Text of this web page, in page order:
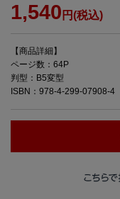
1,540 円(税込)
【商品詳細】
ページ数：64P
判型：B5変型
ISBN：978-4-299-07908-4